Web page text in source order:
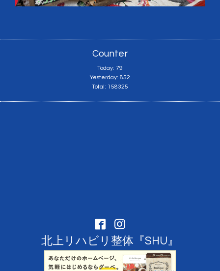
Counter
Today: 79
Yesterday: 852
Total: 158325
北上リハビリ整体『SHU』